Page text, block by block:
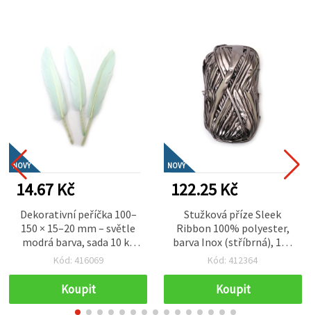
NOVÝ
14.67 Kč
Dekorativní peříčka 100–
150 × 15–20 mm – světle
modrá barva, sada 10 ks
na svatební dekorace,
tvoření (mixed)
Kód: 416069
Koupit
NOVÝ
122.25 Kč
Stužková příze Sleek
Ribbon 100% polyester,
barva Inox (stříbrná), 100
g – na pletení a kreativní
Kód: 412364
Koupit